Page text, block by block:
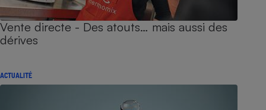
Vente directe - Des atouts… mais aussi des
dérives
ACTUALITÉ